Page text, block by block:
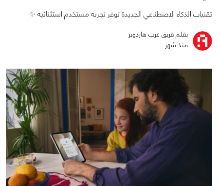
تقنيات الذكاء الاصطناعي الجديدة توفر تجربة مستخدم استثنائية ✨
بقلم فريق عرب هاردوير
منذ شهر